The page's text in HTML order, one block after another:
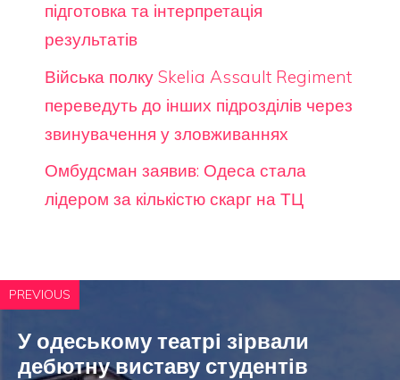
підготовка та інтерпретація
результатів
Війська полку Skelia Assault Regiment
переведуть до інших підрозділів через
звинувачення у зловживаннях
Омбудсман заявив: Одеса стала
лідером за кількістю скарг на ТЦ
PREVIOUS
У одеському театрі зірвали
дебютну виставу студентів